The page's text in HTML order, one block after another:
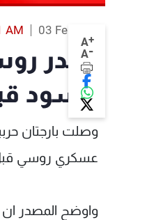
A+
A-
03 Feb 2014
AM
مصدر
الاسود
وصلت بارجتان
عسكري روسي قبل
واوضح المصدر ان